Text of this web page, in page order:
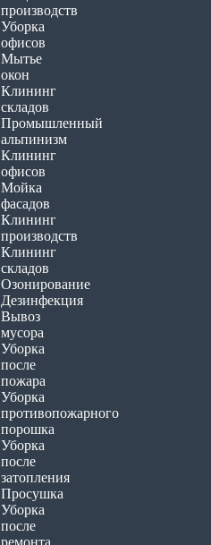
производств
Уборка
офисов
Мытье
окон
Клининг
складов
Промышленный
альпинизм
Клининг
офисов
Мойка
фасадов
Клининг
производств
Клининг
складов
Озонирование
Дезинфекция
Вывоз
мусора
Уборка
после
пожара
Уборка
противопожарного
порошка
Уборка
после
затопления
Просушка
Уборка
после
ремонта